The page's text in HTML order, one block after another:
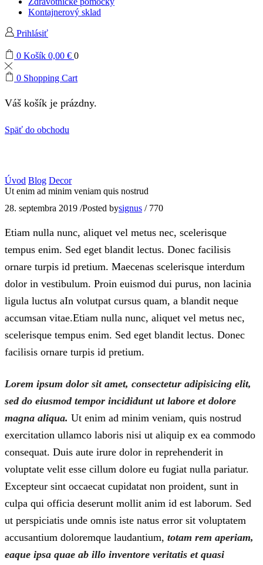
Kontajnerový sklad
Prihlásiť
0 Košík 0,00 € 0
0 Shopping Cart
Váš košík je prázdny.
Späť do obchodu
Úvod Blog Decor
Ut enim ad minim veniam quis nostrud
28. septembra 2019 /Posted bysignus / 770
Etiam nulla nunc, aliquet vel metus nec, scelerisque
tempus enim. Sed eget blandit lectus. Donec facilisis
ornare turpis id pretium. Maecenas scelerisque interdum
dolor in vestibulum. Proin euismod dui purus, non lacinia
ligula luctus aIn volutpat cursus quam, a blandit neque
accumsan vitae.Etiam nulla nunc, aliquet vel metus nec,
scelerisque tempus enim. Sed eget blandit lectus. Donec
facilisis ornare turpis id pretium.
Lorem ipsum dolor sit amet, consectetur adipisicing elit,
sed do eiusmod tempor incididunt ut labore et dolore
magna aliqua. Ut enim ad minim veniam, quis nostrud
exercitation ullamco laboris nisi ut aliquip ex ea commodo
consequat. Duis aute irure dolor in reprehenderit in
voluptate velit esse cillum dolore eu fugiat nulla pariatur.
Excepteur sint occaecat cupidatat non proident, sunt in
culpa qui officia deserunt mollit anim id est laborum. Sed
ut perspiciatis unde omnis iste natus error sit voluptatem
accusantium doloremque laudantium, totam rem aperiam,
eaque ipsa quae ab illo inventore veritatis et quasi